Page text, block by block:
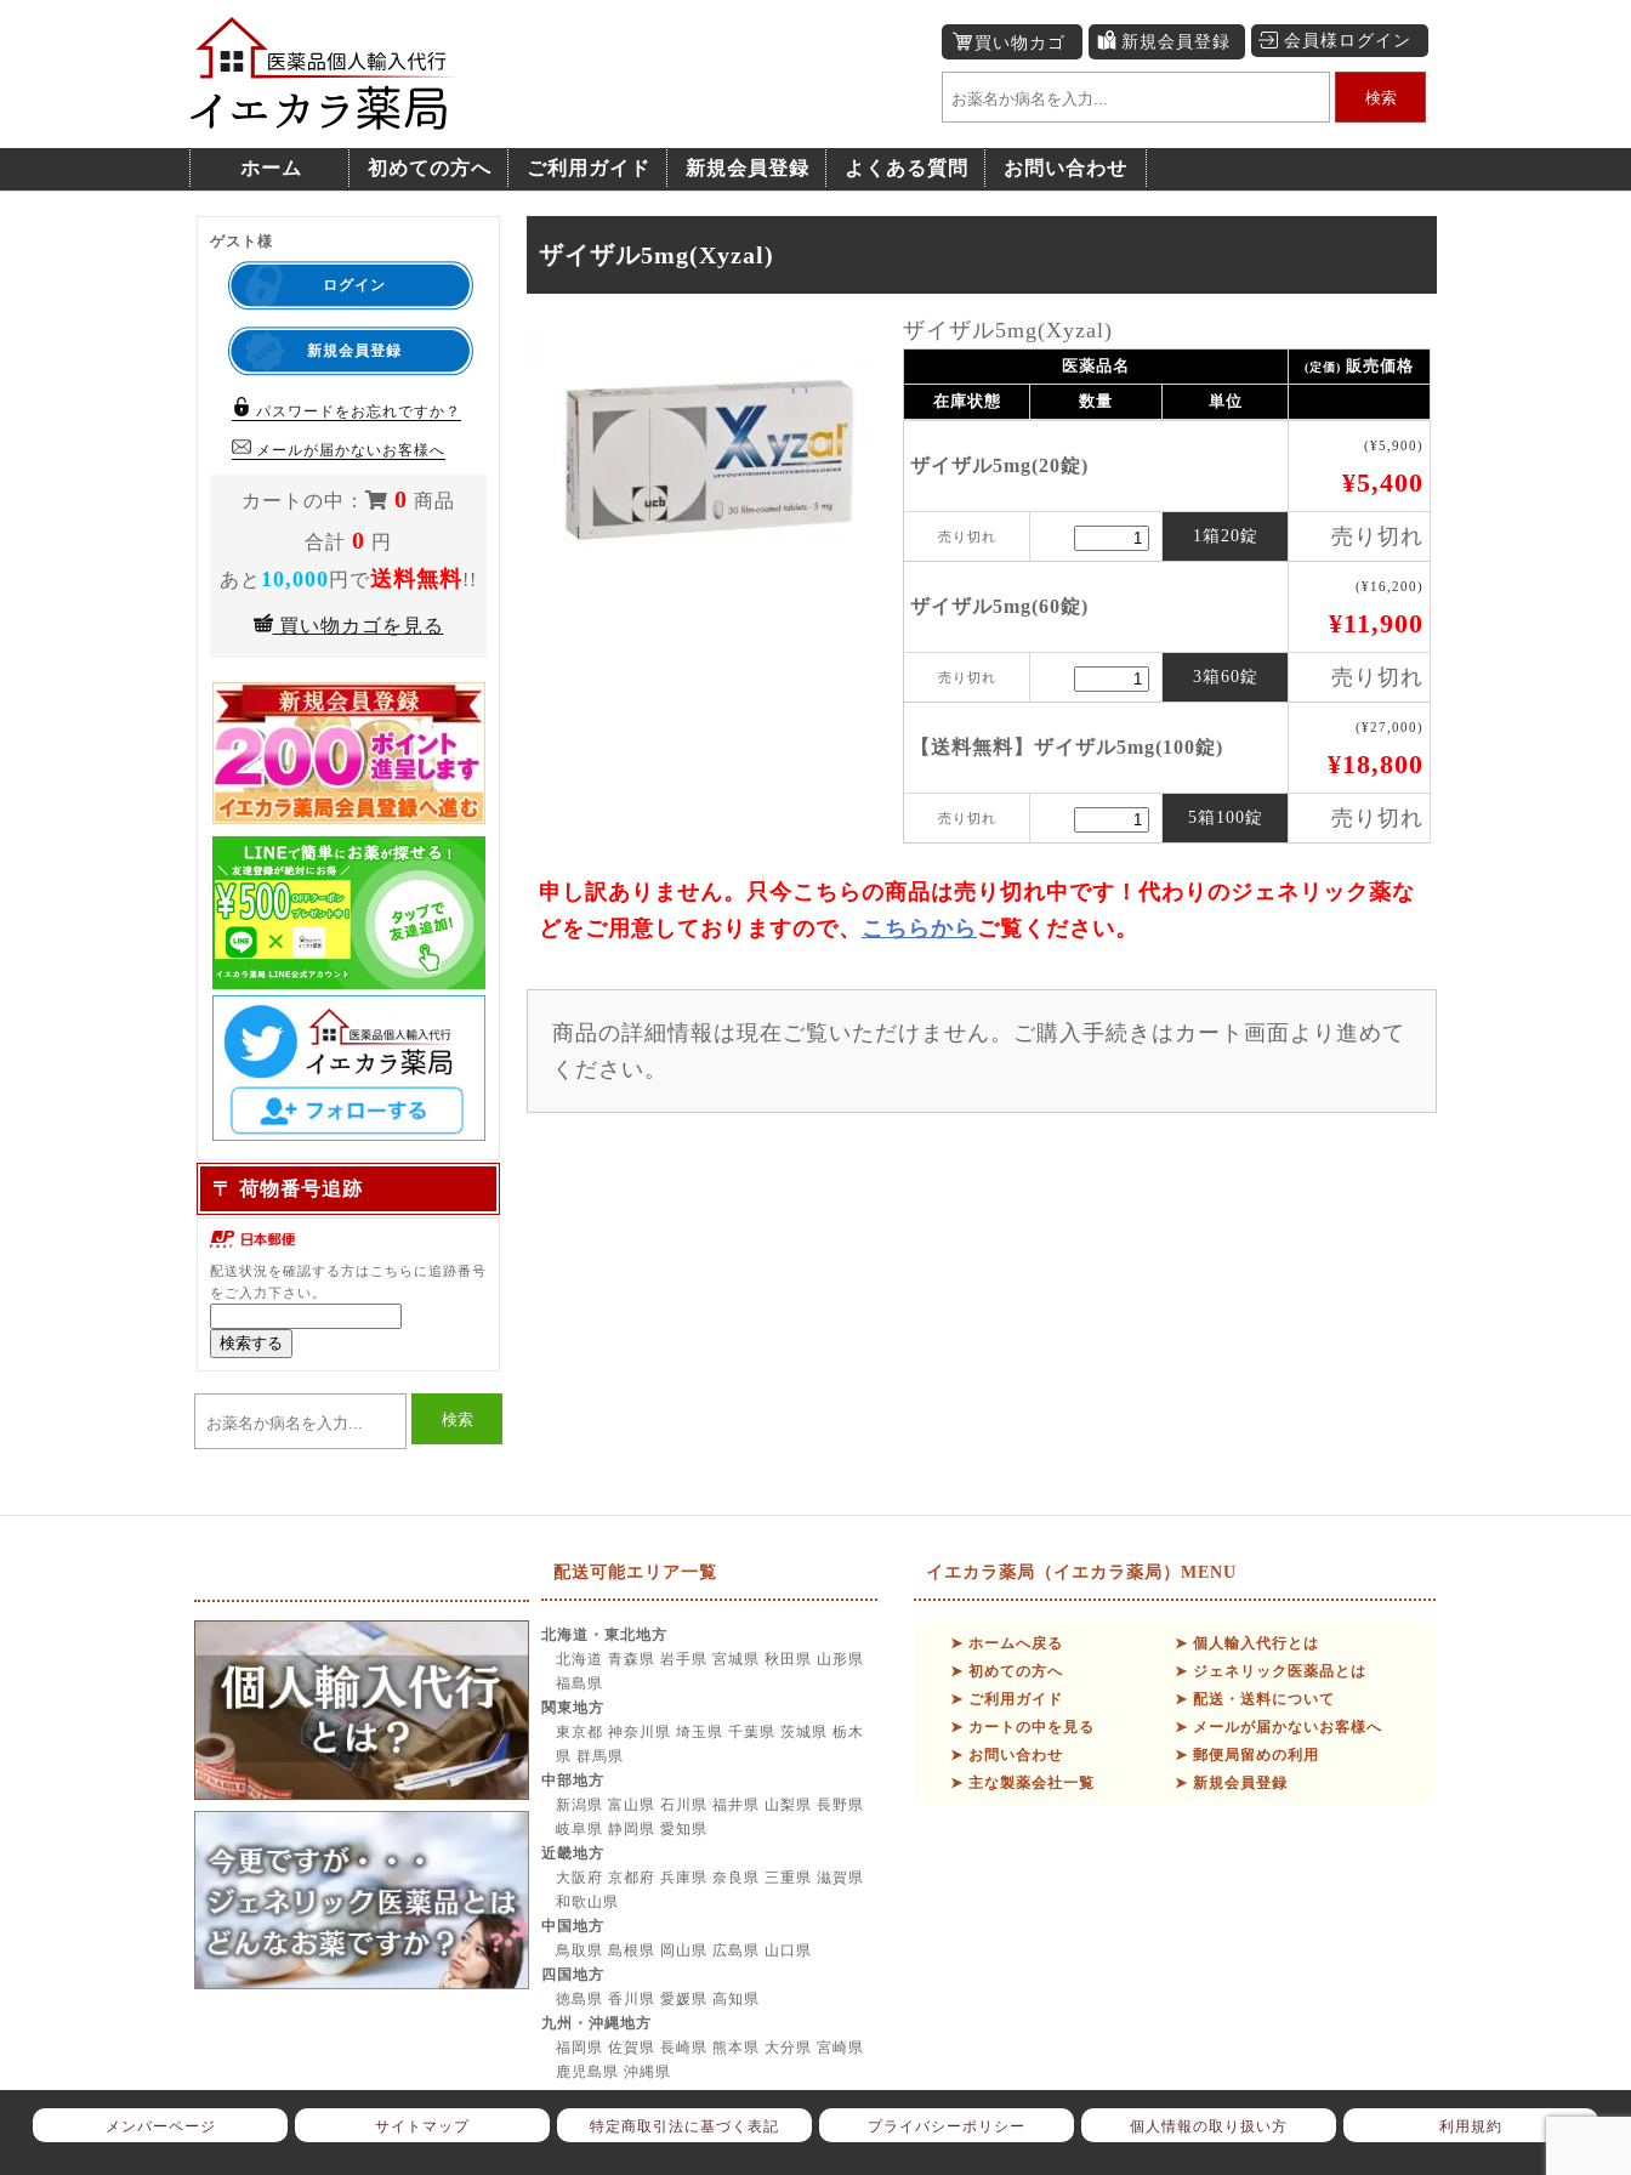
買い物カゴ 新規会員登録 会員様ログイン
検索
ホーム 初めての方へ ご利用ガイド 新規会員登録 よくある質問 お問い合わせ
ザイザル5mg(Xyzal)
ザイザル5mg(Xyzal)
医薬品名 (定価) 販売価格
在庫状態
数量 単位
ザイザル5mg(20錠)
(¥5,900)
¥5,400
売り切れ 1箱20錠 売り切れ
ザイザル5mg(60錠)
(¥16,200)
¥11,900
売り切れ 3箱60錠 売り切れ
【送料無料】ザイザル5mg(100錠)
(¥27,000)
¥18,800
売り切れ 5箱100錠 売り切れ
申し訳ありません。只今こちらの商品は売り切れ中です！代わりのジェネリック薬な
どをご用意しておりますので、 こちらから ご覧ください。
商品の詳細情報は現在ご覧いただけません。ご購入手続きはカート画面より進めて
ください。
ゲスト様
ログイン
新規会員登録
パスワードをお忘れですか？
メールが届かないお客様へ
カートの中： 0 商品
合計 0 円
あと 10,000 円で送料無料!!
買い物カゴを見る
〒 荷物番号追跡
配送状況を確認する方はこちらに追跡番号
をご入力下さい。
検索
配送可能エリア一覧
北海道・東北地方
北海道 青森県 岩手県 宮城県 秋田県 山形県
福島県
関東地方
東京都 神奈川県 埼玉県 千葉県 茨城県 栃木
県 群馬県
中部地方
新潟県 富山県 石川県 福井県 山梨県 長野県
岐阜県 静岡県 愛知県
近畿地方
大阪府 京都府 兵庫県 奈良県 三重県 滋賀県
和歌山県
中国地方
鳥取県 島根県 岡山県 広島県 山口県
四国地方
徳島県 香川県 愛媛県 高知県
九州・沖縄地方
福岡県 佐賀県 長崎県 熊本県 大分県 宮崎県
鹿児島県 沖縄県
イエカラ薬局（イエカラ薬局）MENU
➤ ホームへ戻る
➤ 初めての方へ
➤ ご利用ガイド
➤ カートの中を見る
➤ お問い合わせ
➤ 主な製薬会社一覧
➤ 個人輸入代行とは
➤ ジェネリック医薬品とは
➤ 配送・送料について
➤ メールが届かないお客様へ
➤ 郵便局留めの利用
➤ 新規会員登録
メンバーページ サイトマップ 特定商取引法に基づく表記 プライバシーポリシー 個人情報の取り扱い方 利用規約